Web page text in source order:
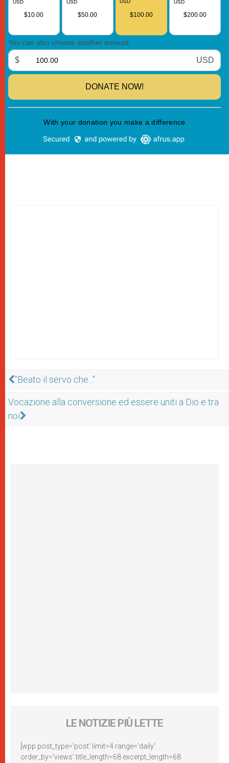
"Beato il servo che..."
Vocazione alla conversione ed essere uniti a Dio e tra
noi
LE NOTIZIE PIÙ LETTE
[wpp post_type='post' limit=4 range='daily'
order_by='views' title_length=68 excerpt_length=68